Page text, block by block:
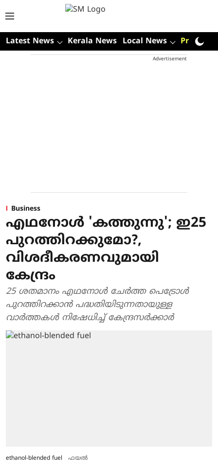
Latest News Kerala News Local News Premium
Advertisement
Business
എഥനോള്‍ 'കത്തുന്നു'; ഇ25
പുറത്തിറക്കുമോ?,
വിശദീകരണവുമായി
കേന്ദ്രം
25 ശതമാനം എഥനോള്‍ ചേര്‍ത്ത പെട്രോള്‍
പുറത്തിറക്കാന്‍ പദ്ധതിയിടുന്നതായുള്ള
വാര്‍ത്തകള്‍ നിഷേധിച്ച് കേന്ദ്രസര്‍ക്കാര്‍
ethanol-blended fuel ഫയല്‍